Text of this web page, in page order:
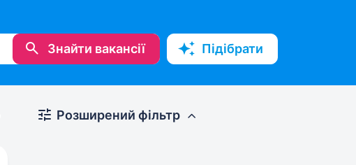
Знайти вакансії Підібрати
Розширений фільтр